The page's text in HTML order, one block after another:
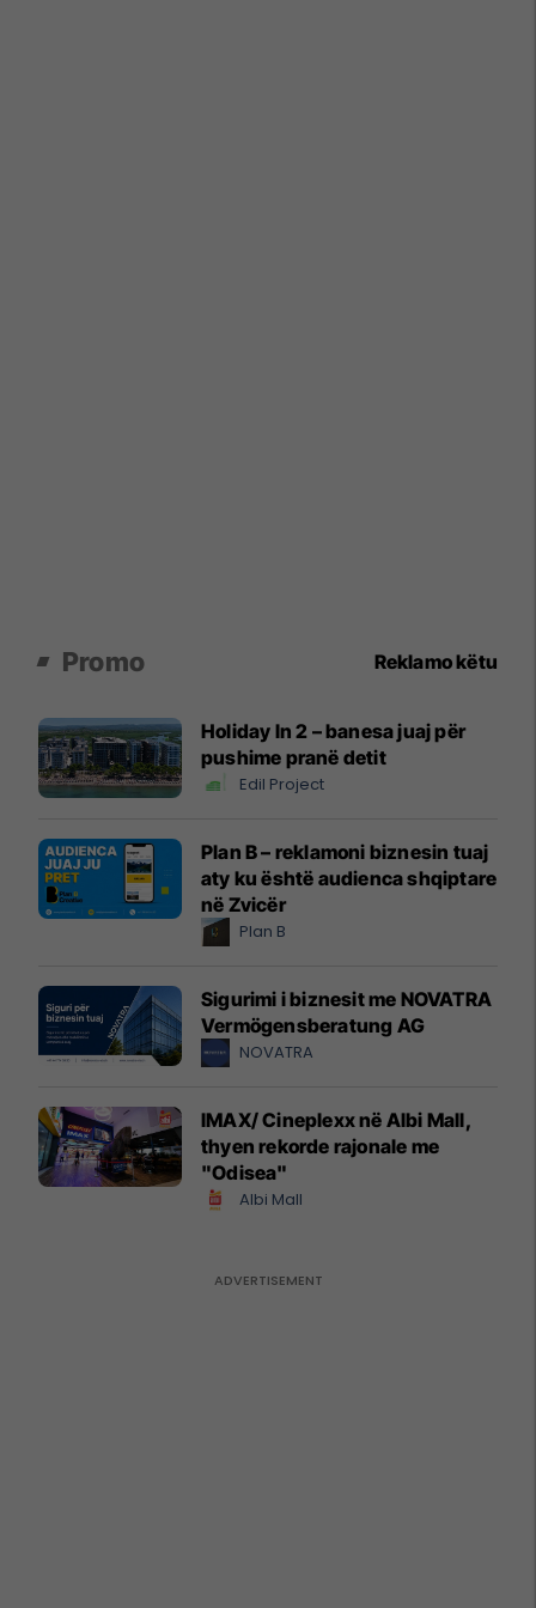
Promo Reklamo këtu
Holiday In 2 – banesa juaj për
pushime pranë detit
Edil Project
Plan B – reklamoni biznesin tuaj
aty ku është audienca shqiptare
në Zvicër
Plan B
Sigurimi i biznesit me NOVATRA
Vermögensberatung AG
NOVATRA
IMAX/ Cineplexx në Albi Mall,
thyen rekorde rajonale me
"Odisea"
Albi Mall